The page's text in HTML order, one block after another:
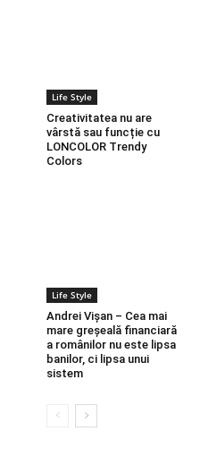
Life Style
Creativitatea nu are
vârstă sau funcție cu
LONCOLOR Trendy
Colors
Life Style
Andrei Vișan – Cea mai
mare greșeală financiară
a românilor nu este lipsa
banilor, ci lipsa unui
sistem